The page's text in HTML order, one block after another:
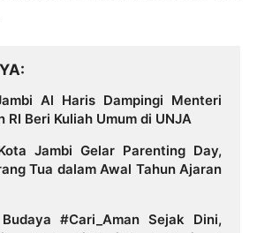
Al Haris Dampingi Menteri
RI Beri Kuliah Umum di UNJA
Jambi Gelar Parenting Day,
Tua dalam Awal Tahun Ajaran
#Cari_Aman Sejak Dini,